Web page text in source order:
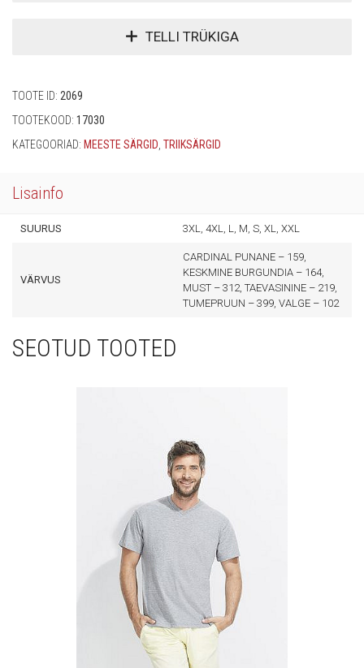
TELLI TRÜKIGA
TOOTE ID: 2069
TOOTEKOOD: 17030
KATEGOORIAD: MEESTE SÄRGID, TRIIKSÄRGID
Lisainfo
SUURUS 3XL, 4XL, L, M, S, XL, XXL
VÄRVUS
CARDINAL PUNANE – 159,
KESKMINE BURGUNDIA – 164,
MUST – 312, TAEVASININE – 219,
TUMEPRUUN – 399, VALGE – 102
SEOTUD TOOTED